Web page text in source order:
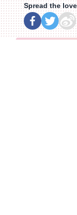
Spread the love